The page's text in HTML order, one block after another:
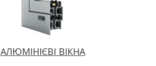
АЛЮМІНІЄВІ ВІКНА